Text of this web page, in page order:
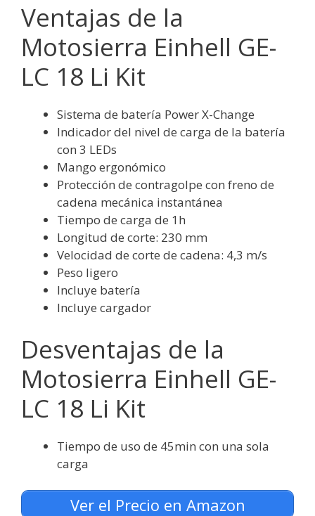
Ventajas de la
Motosierra Einhell GE-
LC 18 Li Kit
Sistema de batería Power X-Change
Indicador del nivel de carga de la batería
con 3 LEDs
Mango ergonómico
Protección de contragolpe con freno de
cadena mecánica instantánea
Tiempo de carga de 1h
Longitud de corte: 230 mm
Velocidad de corte de cadena: 4,3 m/s
Peso ligero
Incluye batería
Incluye cargador
Desventajas de la
Motosierra Einhell GE-
LC 18 Li Kit
Tiempo de uso de 45min con una sola
carga
Ver el Precio en Amazon